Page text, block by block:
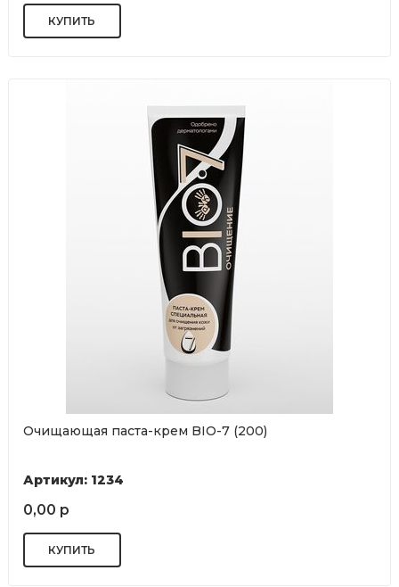
Очищающая паста-крем BIO-7 (200)
Артикул: 1234
0,00 р